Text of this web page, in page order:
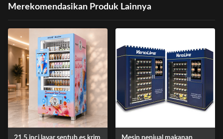
Merekomendasikan Produk Lainnya